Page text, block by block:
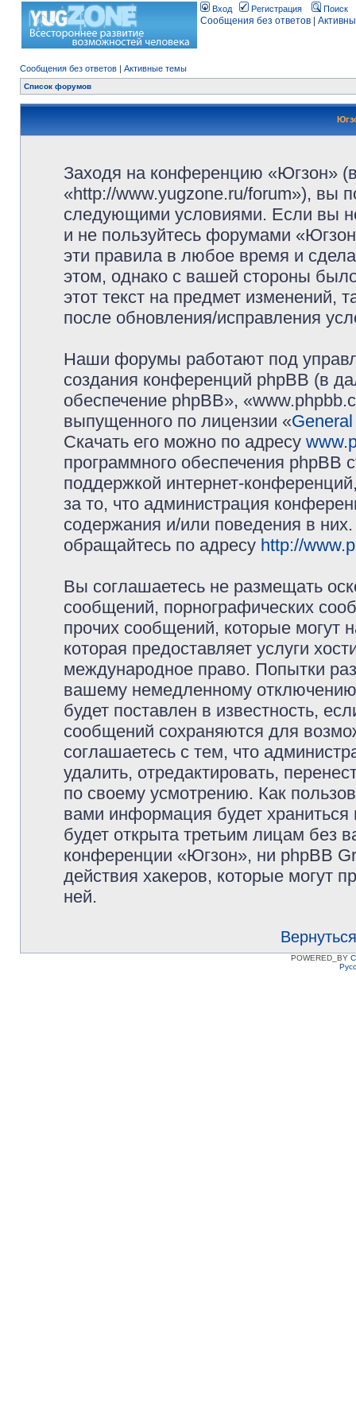
Вход Регистрация Поиск
Сообщения без ответов
Сообщения без ответов | Активные темы
Список форумов
Заходя на конференцию «Югзон»
«http://www.yugzone.ru/forum»), вы
следующими условиями. Если вы
и не пользуйтесь форумами
эти правила в любое время и
этом, однако с вашей стороны
этот текст на предмет изменений,
после обновления/исправления
Наши форумы работают под
создания конференций phpBB (в
обеспечение phpBB»,
выпущенного по лицензии «
Скачать его можно по адресу
программного обеспечения phpBB
поддержкой интернет-
за то, что администрация
содержания и/или поведения в
обращайтесь по адресу http://
Вы соглашаетесь не размещать
сообщений, порнографических
прочих сообщений, которые могут
которая предоставляет услуги
международное право. Попытки
вашему немедленному
будет поставлен в известность,
сообщений сохраняются для
соглашаетесь с тем, что
удалить, отредактировать,
по своему усмотрению. Как
вами информация будет
будет открыта третьим лицам без
конференции «Югзон», ни phpBB
действия хакеров, которые могут
ней.
POWERED_BY